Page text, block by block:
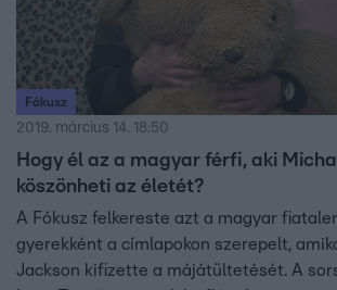
Fókusz
2019. március 14. 18:50
Hogy él az a magyar férfi, aki
köszönheti az életét?
A Fókusz felkereste azt a magyar
gyerekként a címlapokon szerepelt,
Jackson kifizette a májátültetését. A